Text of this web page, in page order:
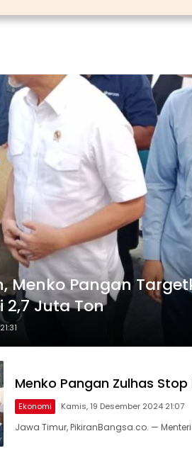
Menko Pangan
2,7 Juta Ton
Menko Pangan Zulhas
Ekonomi Kamis, 19 Desember 2024 21:07
Jawa Timur, PikiranBangsa.co. —